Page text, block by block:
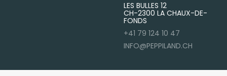
LES BULLES 12
CH-2300 LA CHAUX-DE-
FONDS
+41 79 124 10 47
INFO@PEPPILAND.CH